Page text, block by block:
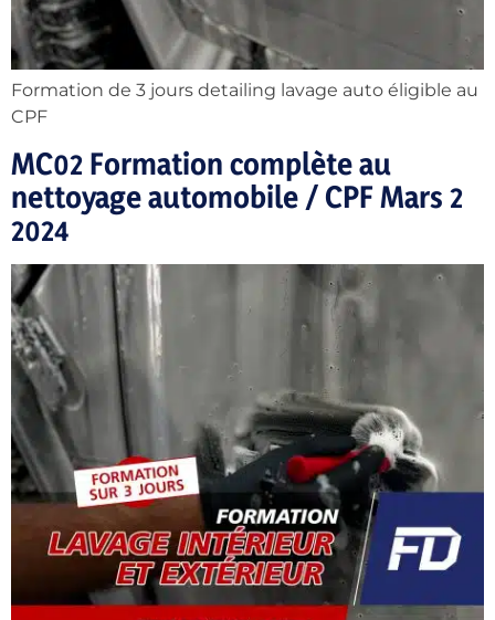
Formation de 3 jours detailing lavage auto éligible au
CPF
MC02 Formation complète au
nettoyage automobile / CPF Mars 2
2024